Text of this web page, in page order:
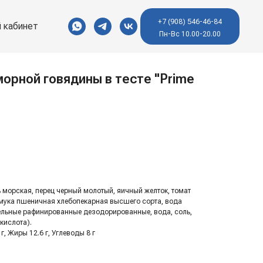
+7 (908) 546-46-84
Пн-Вс 10.00-20.00
говядины в тесте "Prime
перец черный молотый, яичный желток, томат
пшеничная хлебопекарная высшего сорта, вода
рафинированные дезодорированные, вода, соль,
Жиры 12.6 г, Углеводы 8 г